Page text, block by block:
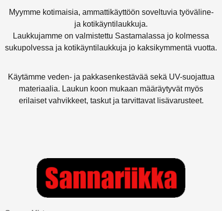
Myymme kotimaisia, ammattikäyttöön soveltuvia työväline-
ja kotikäyntilaukkuja.
Laukkujamme on valmistettu Sastamalassa jo kolmessa
sukupolvessa ja kotikäyntilaukkuja jo kaksikymmentä vuotta.
Käytämme veden- ja pakkasenkestävää sekä UV-suojattua
materiaalia. Laukun koon mukaan määräytyvät myös
erilaiset vahvikkeet, taskut ja tarvittavat lisävarusteet.